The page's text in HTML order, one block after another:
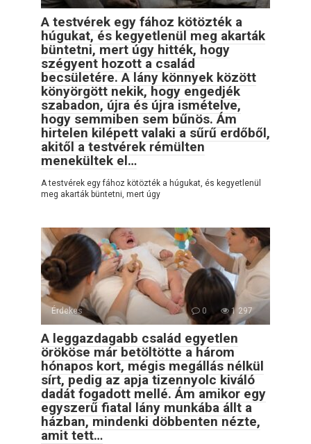
A testvérek egy fához kötözték a
húgukat, és kegyetlenül meg akarták
büntetni, mert úgy hitték, hogy
szégyent hozott a család
becsületére. A lány könnyek között
könyörgött nekik, hogy engedjék
szabadon, újra és újra ismételve,
hogy semmiben sem bűnös. Ám
hirtelen kilépett valaki a sűrű erdőből,
akitől a testvérek rémülten
menekültek el…
A testvérek egy fához kötözték a húgukat, és kegyetlenül
meg akarták büntetni, mert úgy
Érdekes 0 1 297
A leggazdagabb család egyetlen
örököse már betöltötte a három
hónapos kort, mégis megállás nélkül
sírt, pedig az apja tizennyolc kiváló
dadát fogadott mellé. Ám amikor egy
egyszerű fiatal lány munkába állt a
házban, mindenki döbbenten nézte,
amit tett…